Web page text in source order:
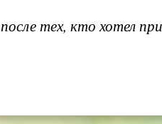
тех, кто хотел